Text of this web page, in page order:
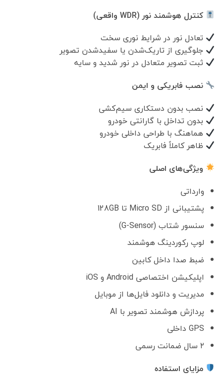
کنترل هوشمند نور (WDR واقعی)
تعادل نور در شرایط نوری سخت
جلوگیری از تاریک‌شدن یا سفیدشدن تصویر
ثبت تصویر متعادل در نور شدید و سایه
نصب فابریکی و ایمن
نصب بدون دستکاری سیم‌کشی
بدون تداخل با گارانتی خودرو
هماهنگ با طراحی داخلی خودرو
ظاهر کاملاً فابریک
ویژگی‌های اصلی
وارداتی
پشتیبانی از Micro SD تا 128GB
سنسور شتاب (G-Sensor)
لوپ رکوردینگ هوشمند
ضبط صدا داخل کابین
اپلیکیشن اختصاصی Android و iOS
مدیریت و دانلود فایل‌ها از موبایل
پردازش هوشمند تصویر با AI
GPS داخلی
۲ سال ضمانت رسمی
مزایای استفاده